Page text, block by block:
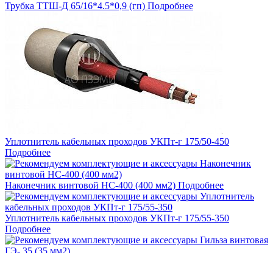
Трубка ТТШ-Д 65/16*4.5*0,9 (гп) Подробнее
Уплотнитель кабельных проходов УКПт-г 175/50-450
Подробнее
Наконечник винтовой НС-400 (400 мм2) Подробнее
Уплотнитель кабельных проходов УКПт-г 175/55-350
Подробнее